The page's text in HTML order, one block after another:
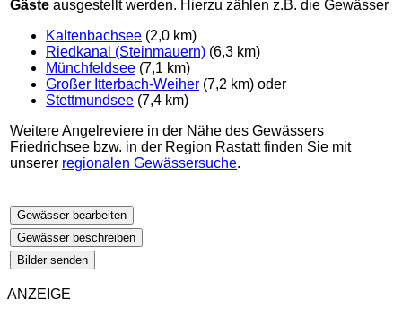
Gäste ausgestellt werden. Hierzu zählen z.B. die Gewässer
Kaltenbachsee (2,0 km)
Riedkanal (Steinmauern) (6,3 km)
Münchfeldsee (7,1 km)
Großer Itterbach-Weiher (7,2 km) oder
Stettmundsee (7,4 km)
Weitere Angelreviere in der Nähe des Gewässers
Friedrichsee bzw. in der Region Rastatt finden Sie mit
unserer regionalen Gewässersuche.
Gewässer bearbeiten
Gewässer beschreiben
Bilder senden
ANZEIGE